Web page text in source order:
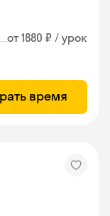
от 1880 ₽ / урок
время